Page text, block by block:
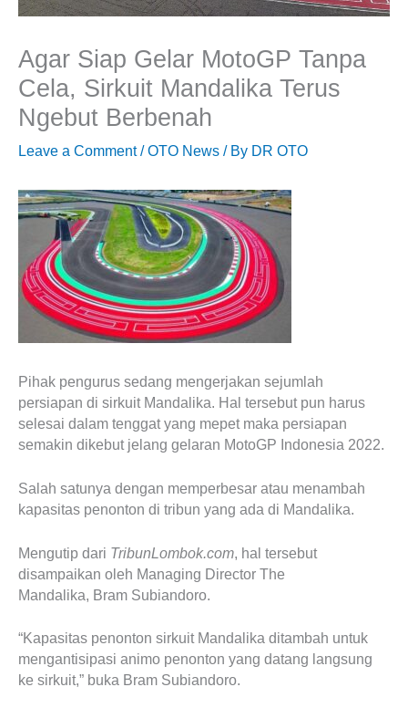
Agar Siap Gelar MotoGP Tanpa
Cela, Sirkuit Mandalika Terus
Ngebut Berbenah
Leave a Comment /OTO News / By DR OTO
Pihak pengurus sedang mengerjakan sejumlah
persiapan di sirkuit Mandalika. Hal tersebut pun harus
selesai dalam tenggat yang mepet maka persiapan
semakin dikebut jelang gelaran MotoGP Indonesia 2022.
Salah satunya dengan memperbesar atau menambah
kapasitas penonton di tribun yang ada di Mandalika.
Mengutip dari TribunLombok.com, hal tersebut
disampaikan oleh Managing Director The
Mandalika, Bram Subiandoro.
“Kapasitas penonton sirkuit Mandalika ditambah untuk
mengantisipasi animo penonton yang datang langsung
ke sirkuit,” buka Bram Subiandoro.